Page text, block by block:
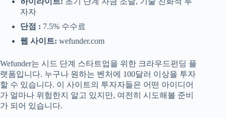
자자
단점 : 7.5% 수수료
웹 사이트: wefunder.com
Wefunder는 시드 단계 스타트업을 위한 크라우드펀딩 플
랫폼입니다. 누구나 원하는 벤처에 100달러 이상을 투자
할 수 있습니다. 이 사이트의 투자자들은 어떤 아이디어
가 얼마나 위험한지 알고 있지만, 여전히 시도해볼 준비
가 되어 있습니다.